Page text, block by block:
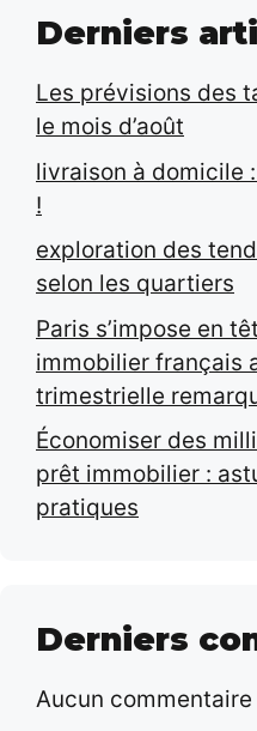
Derniers
Les prévisions des
le mois d’août
livraison à domicile
!
exploration des
selon les quartiers
Paris s’impose en
immobilier français
trimestrielle
Économiser des
prêt immobilier :
pratiques
Derniers
Aucun